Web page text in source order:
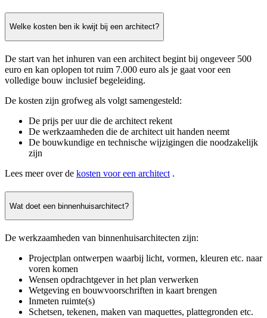
Welke kosten ben ik kwijt bij een architect?
De start van het inhuren van een architect begint bij ongeveer 500
euro en kan oplopen tot ruim 7.000 euro als je gaat voor een
volledige bouw inclusief begeleiding.
De kosten zijn grofweg als volgt samengesteld:
De prijs per uur die de architect rekent
De werkzaamheden die de architect uit handen neemt
De bouwkundige en technische wijzigingen die noodzakelijk
zijn
Lees meer over de kosten voor een architect .
Wat doet een binnenhuisarchitect?
De werkzaamheden van binnenhuisarchitecten zijn:
Projectplan ontwerpen waarbij licht, vormen, kleuren etc. naar
voren komen
Wensen opdrachtgever in het plan verwerken
Wetgeving en bouwvoorschriften in kaart brengen
Inmeten ruimte(s)
Schetsen, tekenen, maken van maquettes, plattegronden etc.